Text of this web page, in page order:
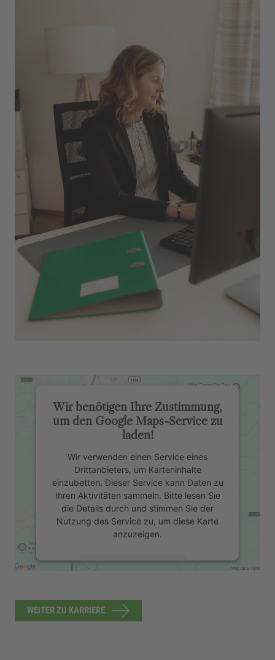
Wir benötigen Ihre Zustimmung,
um den Google Maps-Service zu
laden!
Wir verwenden einen Service eines
Drittanbieters, um Karteninhalte
einzubetten. Dieser Service kann Daten zu
Ihren Aktivitäten sammeln. Bitte lesen Sie
die Details durch und stimmen Sie der
Nutzung des Service zu, um diese Karte
anzuzeigen.
Mehr Informationen
Akzeptieren
powered byUsercentrics Consent
WEITER ZU KARRIERE